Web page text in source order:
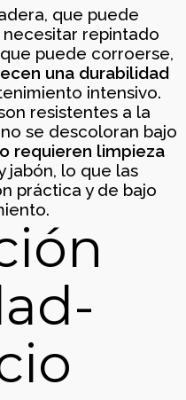
en
que puede
repintado
puede corroerse,
una durabilidad
intensivo.
resistentes a la
se descoloran bajo
requieren limpieza
jabón, lo que las
práctica y de bajo